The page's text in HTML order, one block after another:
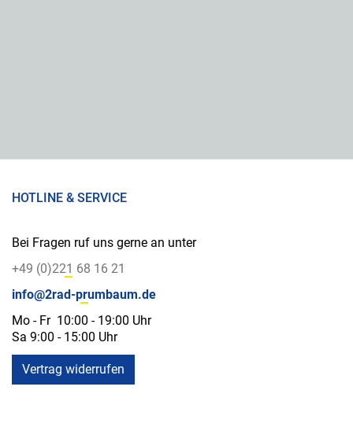
HOTLINE & SERVICE
Bei Fragen ruf uns gerne an unter
+49 (0)221 68 16 21
info@2rad-prumbaum.de
Mo - Fr 10:00 - 19:00 Uhr
Sa 9:00 - 15:00 Uhr
Vertrag widerrufen